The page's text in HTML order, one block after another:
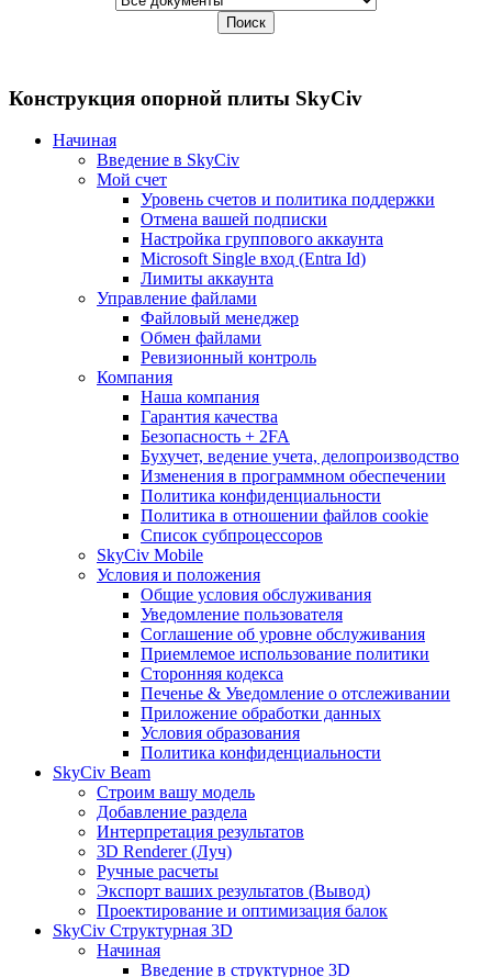
Конструкция опорной плиты SkyCiv
Начиная
Введение в SkyCiv
Мой счет
Уровень счетов и политика поддержки
Отмена вашей подписки
Настройка группового аккаунта
Microsoft Single вход (Entra Id)
Лимиты аккаунта
Управление файлами
Файловый менеджер
Обмен файлами
Ревизионный контроль
Компания
Наша компания
Гарантия качества
Безопасность + 2FA
Бухучет, ведение учета, делопроизводство
Изменения в программном обеспечении
Политика конфиденциальности
Политика в отношении файлов cookie
Список субпроцессоров
SkyCiv Mobile
Условия и положения
Общие условия обслуживания
Уведомление пользователя
Соглашение об уровне обслуживания
Приемлемое использование политики
Сторонняя кодекса
Печенье & Уведомление о отслеживании
Приложение обработки данных
Условия образования
Политика конфиденциальности
SkyCiv Beam
Строим вашу модель
Добавление раздела
Интерпретация результатов
3D Renderer (Луч)
Ручные расчеты
Экспорт ваших результатов (Вывод)
Проектирование и оптимизация балок
SkyCiv Структурная 3D
Начиная
Введение в структурное 3D